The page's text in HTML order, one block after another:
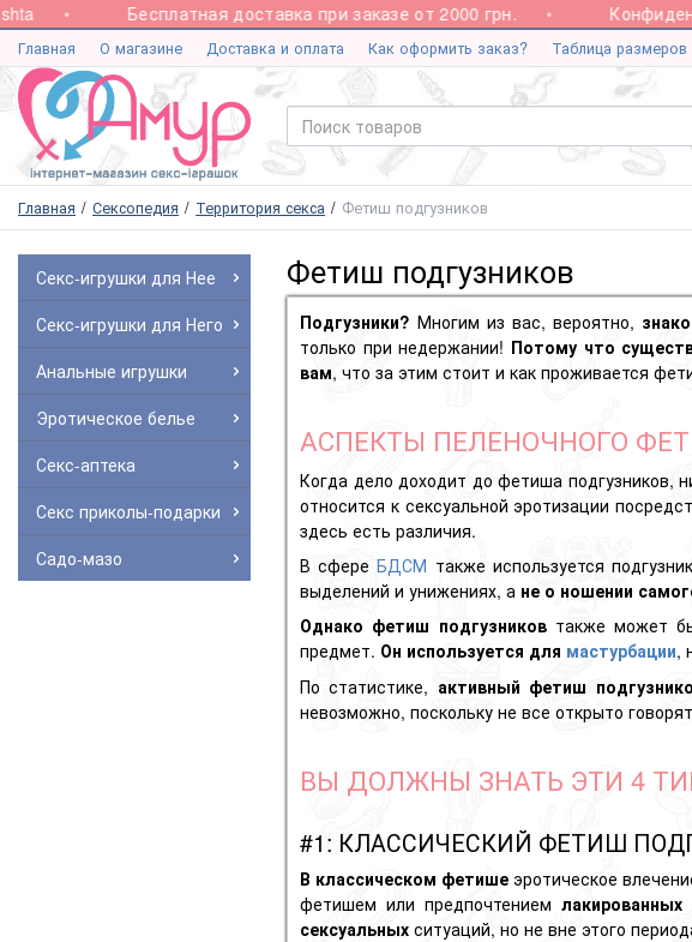
Бесплатная доставка при заказе от 2000 грн.
Главная О магазине Доставка и оплата Как оформить заказ? Таблица размеров
Главная Сексопедия Территория секса Фетиш подгузников
Секс-игрушки для Нее
Секс-игрушки для Него
Анальные игрушки
Эротическое белье
Секс-аптека
Секс приколы-подарки
Садо-мазо
Фетиш подгузников
Подгузники?Многим из вас, вероятно,
только при недержании! Потому что
вам, что за этим стоит и как проживается
АСПЕКТЫ ПЕЛЕНОЧНОГО
Когда дело доходит до фетиша подгузников,
относится к сексуальной эротизации
здесь есть различия.
В сфереБДСМ также используется
выделений и унижениях, а не о ношении
Однако фетиш подгузниковтакже может
предмет. Он используется для мастурбации,
По статистике, активный фетиш
невозможно, поскольку не все открыто
ВЫ ДОЛЖНЫ ЗНАТЬ ЭТИ 4
#1: КЛАССИЧЕСКИЙ ФЕТИШ
В классическом фетише эротическое
фетишем или предпочтением
сексуальных ситуаций, но не вне этого